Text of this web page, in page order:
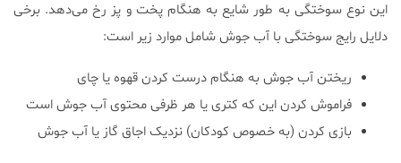
این نوع سوختگی به طور شایع به هنگام پخت و پز رخ می‌دهد. برخی
دلایل رایج سوختگی با آب جوش شامل موارد زیر است:
ریختن آب جوش به هنگام درست کردن قهوه یا چای
فراموش کردن این که کتری یا هر ظرفی محتوی آب جوش است
بازی کردن (به خصوص کودکان) نزدیک اجاق گاز یا آب جوش